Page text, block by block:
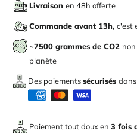
Livraison en 48h offerte
Commande avant 13h, c'est
~7500 grammes de CO2
planète
Des paiementssécurisés
Paiement tout doux en 3 fois